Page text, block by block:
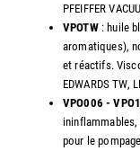
PFEIFFER
VPOTW: huile
aromatiques),
et réactifs.
EDWARDS TW,
VPO006 -
pour le